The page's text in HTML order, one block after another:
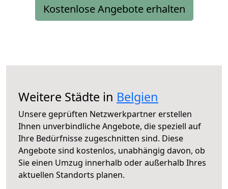
Kostenlose Angebote erhalten
Weitere Städte in Belgien
Unsere geprüften Netzwerkpartner erstellen
Ihnen unverbindliche Angebote, die speziell auf
Ihre Bedürfnisse zugeschnitten sind. Diese
Angebote sind kostenlos, unabhängig davon, ob
Sie einen Umzug innerhalb oder außerhalb Ihres
aktuellen Standorts planen.